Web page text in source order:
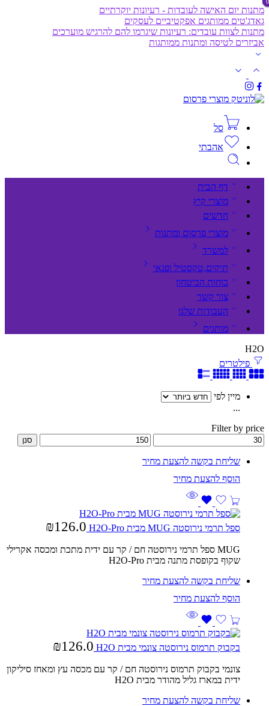
מתנות יום האישה לעובדות - רעיונות יוקרתיים
גאדג'טים ממותגים אפקטיביים לעסקים
מתנות לצוות עובדים: רעיונות שיגרמו להם להרגיש מוערכים
אביזרים לטיסה ומתנות ממותגות
סל
אהבתי
דף הבית
מוצרי קיץ
חדשים
מוצרי פרסום ומתנות
למשרד
תיקים,טקסטיל ופנאי
כוחות הביטחון
צור קשר
העבודות שלנו
מותגים
H2O
פילטרים
מיין לפי
...
Filter by price
סנן
שליחת בקשה להצעת מחיר
ספל תרמי נירוסטה MUG מבית H2O-Pro ₪126.0
MUG ספל תרמי נירוסטה חם / קר עם ידית מתכת ומכסה אקרילי
שקוף בקופסת מתנה מבית H2O-Pro
שליחת בקשה להצעת מחיר
בקבוק תרמוס נירוסטה צונמי מבית H2O ₪126.0
צונמי בקבוק תרמוס נירוסטה חם / קר עם מכסה עץ ומאחז סיליקון
ידית במארז גליל מהודר מבית H2O
שליחת בקשה להצעת מחיר